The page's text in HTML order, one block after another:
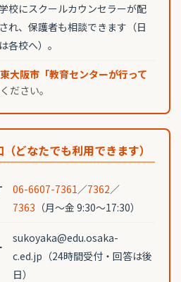
校にスクールカウンセラーが配
れ、保護者も相談できます（日
各校へ）。
東大阪市「教育センターが行って
ださい。
どなたでも利用できます）
06-6607-7361 ／7362／
7363 （月〜金 9:30〜17:30）
sukoyaka@edu.osaka-
c.ed.jp（24時間受付・回答は後
日）